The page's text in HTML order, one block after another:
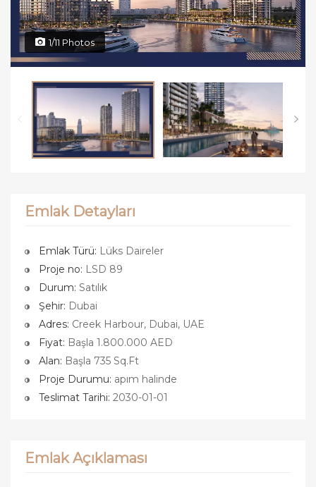
1/11 Photos
Emlak Detayları
Emlak Türü: Lüks Daireler
Proje no: LSD 89
Durum: Satılık
Şehir: Dubai
Adres: Creek Harbour, Dubai, UAE
Fiyat: Başla 1.800.000 AED
Alan: Başla 735 Sq.Ft
Proje Durumu: apım halinde
Teslimat Tarihi: 2030-01-01
Emlak Açıklaması